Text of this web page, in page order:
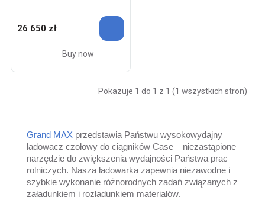
26 650 zł
Buy now
Pokazuje 1 do 1 z 1 (1 wszystkich stron)
Grand MAX przedstawia Państwu wysokowydajny
ładowacz czołowy do ciągników Case – niezastąpione
narzędzie do zwiększenia wydajności Państwa prac
rolniczych. Nasza ładowarka zapewnia niezawodne i
szybkie wykonanie różnorodnych zadań związanych z
załadunkiem i rozładunkiem materiałów.